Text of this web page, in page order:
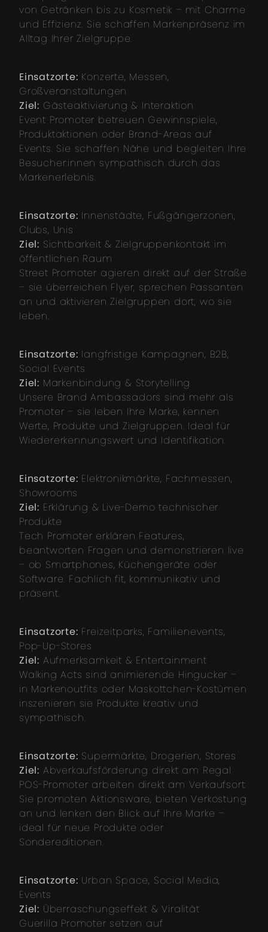
von Getränken bis zu Kosmetik – mit Charme
und Effizienz. Sie schaffen Markenpräsenz im
Alltag Ihrer Zielgruppe.
Einsatzorte: Konzerte, Messen,
Großveranstaltungen
Ziel: Gästeaktivierung & Interaktion
Event Promoter betreuen Gewinnspiele,
Produktaktionen oder Brand-Areas auf
Events. Sie schaffen Nähe und begleiten Ihre
Besucher:innen sympathisch durch das
Markenerlebnis.
Einsatzorte: Innenstädte, Fußgängerzonen,
Clubs, Unis
Ziel: Sichtbarkeit & Zielgruppenkontakt im
öffentlichen Raum
Street Promoter agieren direkt auf der Straße
– sie überreichen Flyer, sprechen Passanten
an und aktivieren Zielgruppen dort, wo sie
leben.
Einsatzorte: langfristige Kampagnen, B2B,
Social Events
Ziel: Markenbindung & Storytelling
Unsere Brand Ambassadors sind mehr als
Promoter – sie leben Ihre Marke, kennen
Werte, Produkte und Zielgruppen. Ideal für
Wiedererkennungswert und Identifikation.
Einsatzorte: Elektronikmärkte, Fachmessen,
Showrooms
Ziel: Erklärung & Live-Demo technischer
Produkte
Tech Promoter erklären Features,
beantworten Fragen und demonstrieren live
– ob Smartphones, Küchengeräte oder
Software. Fachlich fit, kommunikativ und
präsent.
Einsatzorte: Freizeitparks, Familienevents,
Pop-Up-Stores
Ziel: Aufmerksamkeit & Entertainment
Walking Acts sind animierende Hingucker –
in Markenoutfits oder Maskottchen-Kostümen
inszenieren sie Produkte kreativ und
sympathisch.
Einsatzorte: Supermärkte, Drogerien, Stores
Ziel: Abverkaufsförderung direkt am Regal
POS-Promoter arbeiten direkt am Verkaufsort:
Sie promoten Aktionsware, bieten Verkostung
an und lenken den Blick auf Ihre Marke –
ideal für neue Produkte oder
Sondereditionen.
Einsatzorte: Urban Space, Social Media,
Events
Ziel: Überraschungseffekt & Viralität
Guerilla Promoter setzen auf